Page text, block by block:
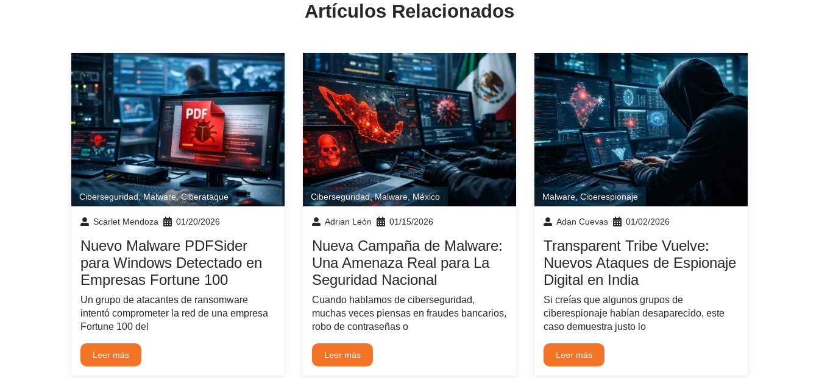
Artículos Relacionados
Ciberseguridad,Malware,Ciberataque
Scarlet Mendoza 01/20/2026
Nuevo Malware PDFSider
para Windows Detectado en
Empresas Fortune 100
Un grupo de atacantes de ransomware
intentó comprometer la red de una empresa
Fortune 100 del
Leer más
Ciberseguridad,Malware, México
Adrian León 01/15/2026
Nueva Campaña de Malware:
Una Amenaza Real para La
Seguridad Nacional
Cuando hablamos de ciberseguridad,
muchas veces piensas en fraudes bancarios,
robo de contraseñas o
Leer más
Malware,Ciberespionaje
Adan Cuevas 01/02/2026
Transparent Tribe Vuelve:
Nuevos Ataques de Espionaje
Digital en India
Si creías que algunos grupos de
ciberespionaje habían desaparecido, este
caso demuestra justo lo
Leer más